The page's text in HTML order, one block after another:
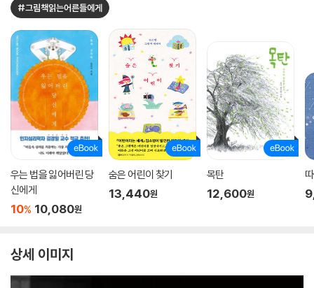
#그림책읽는어른들에게
우는 법을 잃어버린 당
신에게
10% 10,080원
숨은 어린이 찾기
13,440원
목탄
12,600원
상세 이미지